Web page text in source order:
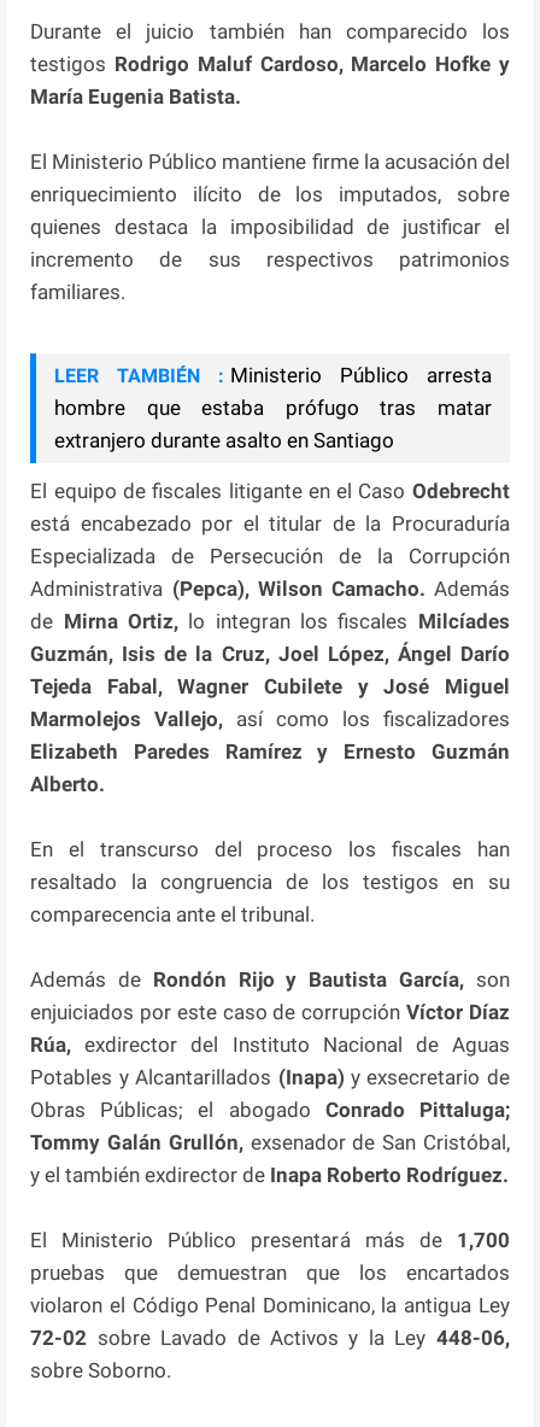
Durante el juicio también han comparecido los
testigos Rodrigo Maluf Cardoso, Marcelo Hofke y
María Eugenia Batista.
El Ministerio Público mantiene firme la acusación del
enriquecimiento ilícito de los imputados, sobre
quienes destaca la imposibilidad de justificar el
incremento de sus respectivos patrimonios
familiares.
LEER TAMBIÉN : Ministerio Público arresta
hombre que estaba prófugo tras matar
extranjero durante asalto en Santiago
El equipo de fiscales litigante en el Caso Odebrecht
está encabezado por el titular de la Procuraduría
Especializada de Persecución de la Corrupción
Administrativa (Pepca), Wilson Camacho. Además
de Mirna Ortiz, lo integran los fiscales Milcíades
Guzmán, Isis de la Cruz, Joel López, Ángel Darío
Tejeda Fabal, Wagner Cubilete y José Miguel
Marmolejos Vallejo, así como los fiscalizadores
Elizabeth Paredes Ramírez y Ernesto Guzmán
Alberto.
En el transcurso del proceso los fiscales han
resaltado la congruencia de los testigos en su
comparecencia ante el tribunal.
Además de Rondón Rijo y Bautista García,son
enjuiciados por este caso de corrupción Víctor Díaz
Rúa, exdirector del Instituto Nacional de Aguas
Potables y Alcantarillados (Inapa) y exsecretario de
Obras Públicas; el abogado Conrado Pittaluga;
Tommy Galán Grullón,exsenador de San Cristóbal,
y el también exdirector de Inapa Roberto Rodríguez.
El Ministerio Público presentará más de 1,700
pruebas que demuestran que los encartados
violaron el Código Penal Dominicano, la antigua Ley
72-02 sobre Lavado de Activos y la Ley 448-06,
sobre Soborno.